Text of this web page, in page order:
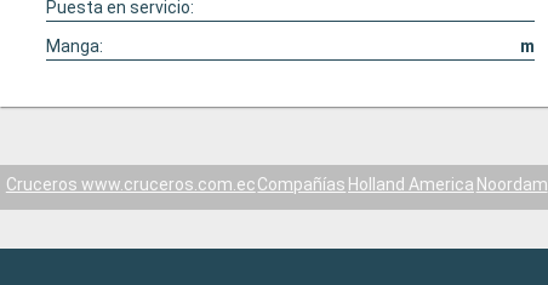
Puesta en servicio:
Manga:
m
Cruceros www.cruceros.com.ecCompañías Holland America Noordam